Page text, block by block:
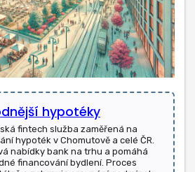
hypotéky
fintech služba zaměřená na
hypoték v Chomutově a celé ČR.
nabídky bank na trhu a pomáhá
financování bydlení. Proces